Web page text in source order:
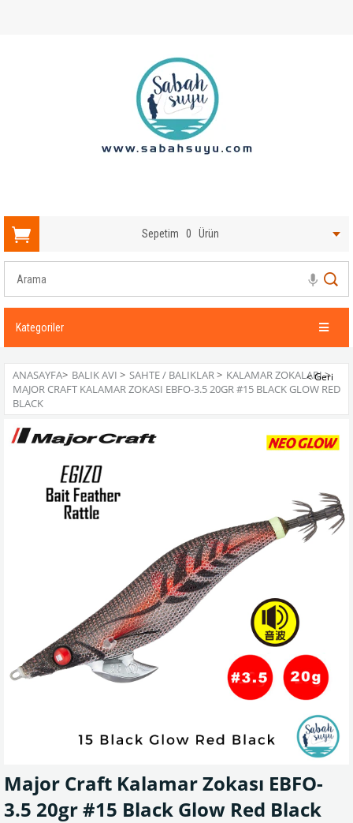
Sepetim 0 Ürün
Kategoriler
ANASAYFA> BALIK AVI > SAHTE / BALIKLAR> KALAMAR ZOKALARI>
MAJOR CRAFT KALAMAR ZOKASI EBFO-3.5 20GR #15 BLACK GLOW RED
BLACK
Major Craft Kalamar Zokası EBFO-
3.5 20gr #15 Black Glow Red Black